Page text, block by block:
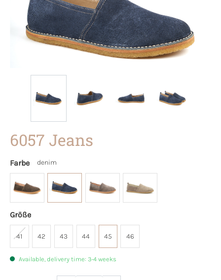
6057 Jeans
Farbe denim
Größe
41 42 43 44 45 46
Available, delivery time: 3-4 weeks